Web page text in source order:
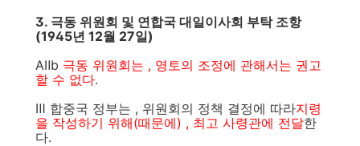
3. 극동 위원회 및 연합국 대일이사회 부탁 조항
(1945년 12월 27일)
AⅡb 극동 위원회는 , 영토의 조정에 관해서는 권고
할 수 없다.
Ⅲ 합중국 정부는 , 위원회의 정책 결정에 따라지령
을 작성하기 위해(때문에) , 최고 사령관에 전달한
다.